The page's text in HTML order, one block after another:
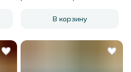
В корзину